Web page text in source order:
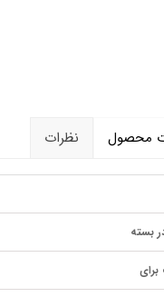
محصول نظرات
بسته